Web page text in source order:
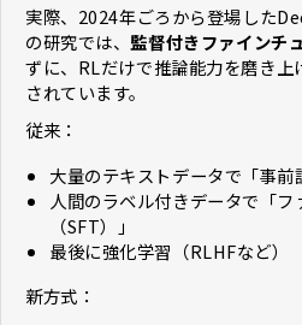
実際、2024年ごろから登場した
の研究では、監督付きファインチ
ずに、RLだけで推論能力を磨き
されています。
従来：
大量のテキストデータで「事前
人間のラベル付きデータで「
（SFT）」
最後に強化学習（RLHFなど）
新方式：